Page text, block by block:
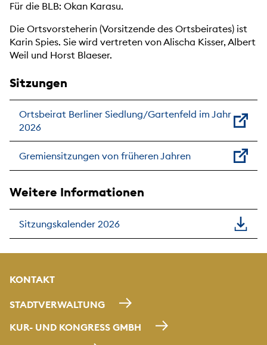
Für die BLB: Okan Karasu.
Die Ortsvorsteherin (Vorsitzende des Ortsbeirates) ist
Karin Spies. Sie wird vertreten von Alischa Kisser, Albert
Weil und Horst Blaeser.
Sitzungen
Ortsbeirat Berliner Siedlung/Gartenfeld im Jahr
2026
Gremiensitzungen von früheren Jahren
Weitere Informationen
Sitzungskalender 2026
KONTAKT
STADTVERWALTUNG
KUR- UND KONGRESS GMBH